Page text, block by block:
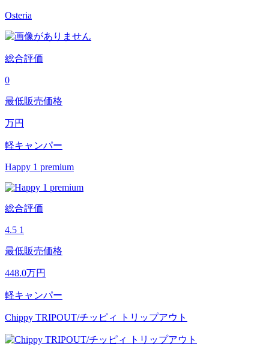
Osteria
総合評価
0
最低販売価格
万円
軽キャンパー
Happy 1 premium
総合評価
4.5 1
最低販売価格
448.0万円
軽キャンパー
Chippy TRIPOUT/チッピィ トリップアウト